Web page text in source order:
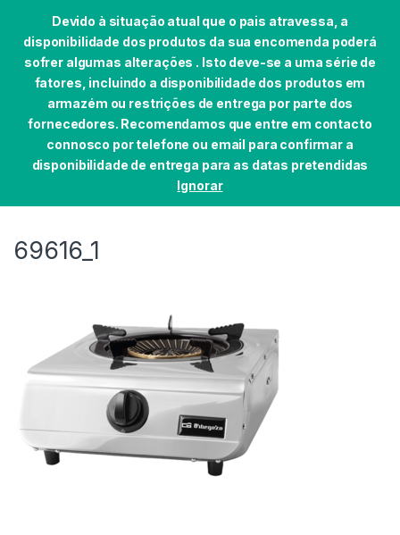
Devido à situação atual que o pais atravessa, a
disponibilidade dos produtos da sua encomenda poderá
sofrer algumas alterações . Isto deve-se a uma série de
fatores, incluindo a disponibilidade dos produtos em
armazém ou restrições de entrega por parte dos
fornecedores. Recomendamos que entre em contacto
connosco por telefone ou email para confirmar a
disponibilidade de entrega para as datas pretendidas
Ignorar
Skip to navigation
Skip to content
LIVRE INSTALAÇÃO FOGÕES
69616_1